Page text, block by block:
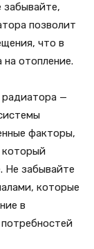
позволит
что в
отопление.
—
факторы,
который
Не забывайте
которые
в